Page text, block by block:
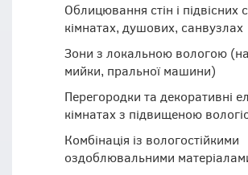
Облицювання стін і підвісних
кімнатах, душових, санвузлах
Зони з локальною вологою
мийки, пральної машини)
Перегородки та декоративні
кімнатах з підвищеною
Комбінація із вологостійкими
оздоблювальними